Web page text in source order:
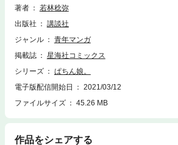
著者
若林稔弥
出版社
講談社
ジャンル
青年マンガ
掲載誌
星海社コミックス
シリーズ
ぱちん娘。
電子版配信開始日
2021/03/12
ファイルサイズ
45.26 MB
作品をシェアする